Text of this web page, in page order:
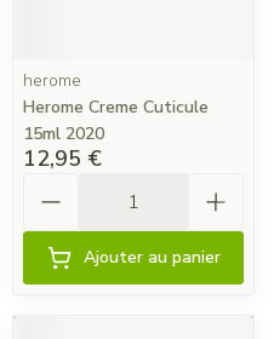
herome
Herome Creme Cuticule
15ml 2020
12,95 €
Ajouter au panier